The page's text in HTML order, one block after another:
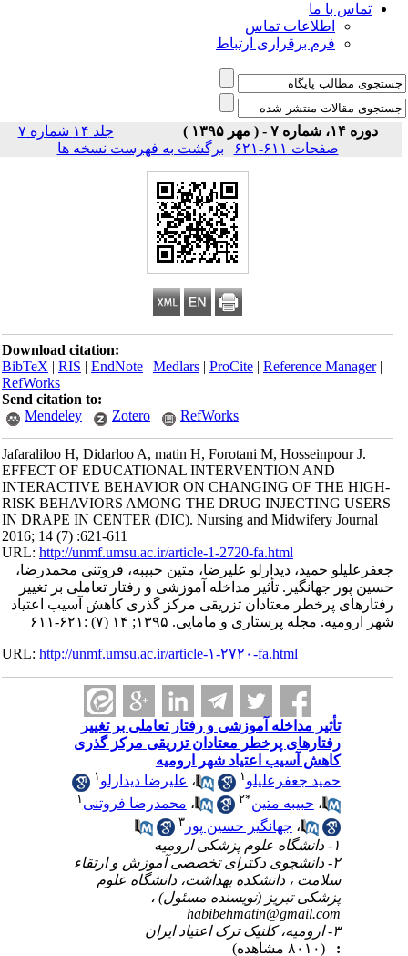
تماس با ما
اطلاعات تماس
فرم برقراری ارتباط
دوره ۱۴، شماره ۷ - ( مهر ۱۳۹۵ )
جلد ۱۴ شماره ۷
صفحات ۶۱۱-۶۲۱
| برگشت به فهرست نسخه ها
Download citation:
BibTeX|RIS|EndNote|Medlars|ProCite|Reference Manager
RefWorks
Send citation to:
Mendeley
Zotero RefWorks
Jafaraliloo H, Didarloo A, matin H, Forotani M, Hosseinpour J.
EFFECT OF EDUCATIONAL INTERVENTION AND
INTERACTIVE BEHAVIOR ON CHANGING OF THE HIGH-
RISK BEHAVIORS AMONG THE DRUG INJECTING USERS
IN DRAPE IN CENTER (DIC). Nursing and Midwifery Journal
2016; 14 (7) :621-611
URL:http://unmf.umsu.ac.ir/article-1-2720-fa.html
جعفرعلیلو حمید، دیدارلو علیرضا، متین حبیبه، فروتنی محمدرضا،
حسین پور جهانگیر. تأثیر مداخله آموزشی و رفتار تعاملی بر تغییر
رفتارهای پرخطر معتادان تزریقی مرکز گذری کاهش آسیب اعتیاد
شهر ارومیه. مجله پرستاری و مامایی. ۱۳۹۵; ۱۴ (۷) :۶۲۱-۶۱۱
URL:http://unmf.umsu.ac.ir/article-۱-۲۷۲۰-fa.html
تأثیر مداخله آموزشی و رفتار تعاملی بر تغییر
رفتارهای پرخطر معتادان تزریقی مرکز گذری
کاهش آسیب اعتیاد شهر ارومیه
حمید جعفرعلیلو۱ ،علیرضا دیدارلو۱
،حبیبه متین ۲ ،محمدرضا فروتنی
،جهانگیر حسین پور
۲- دانشجوی دکترای تخصصی آموزش و ارتقاء
سلامت ، دانشکده بهداشت، دانشگاه علوم
پزشکی تبریز (نویسنده مسئول) ،
habibehmatin@gmail.com